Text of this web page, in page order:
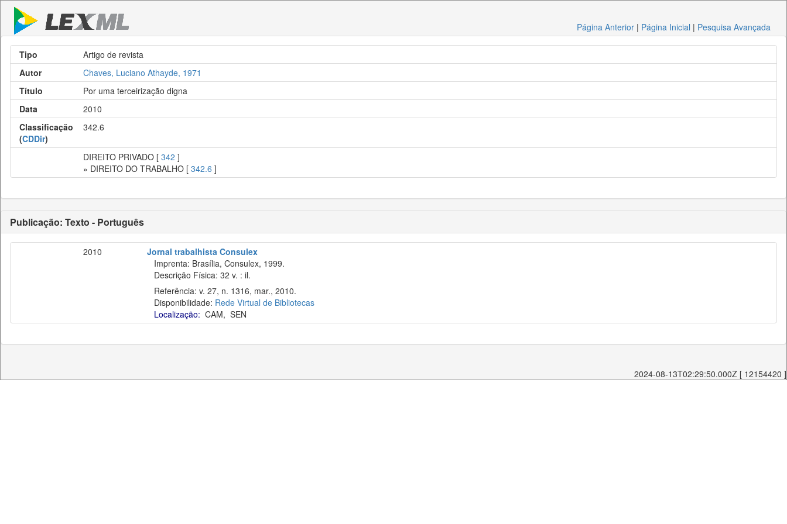
Página Anterior | Página Inicial | Pesquisa Avançada
Tipo
Artigo de revista
Autor
Chaves, Luciano Athayde, 1971
Título
Por uma terceirização digna
Data
2010
Classificação
(CDDir)
342.6
DIREITO PRIVADO [ 342 ]
» DIREITO DO TRABALHO [ 342.6 ]
Publicação: Texto - Português
2010
Jornal trabalhista Consulex
Imprenta: Brasília, Consulex, 1999.
Descrição Física: 32 v. : il.
Referência: v. 27, n. 1316, mar., 2010.
Disponibilidade: Rede Virtual de Bibliotecas
Localização: CAM, SEN
2024-08-13T02:29:50.000Z [ 12154420 ]